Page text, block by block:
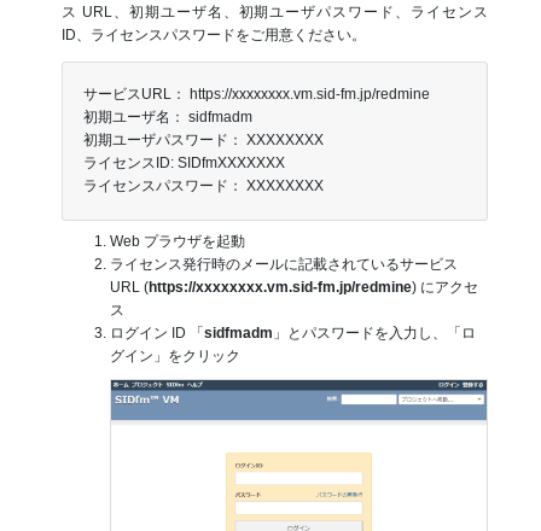
ス URL、初期ユーザ名、初期ユーザパスワード、ライセンス
ID、ライセンスパスワードをご用意ください。
サービスURL： https://xxxxxxxx.vm.sid-fm.jp/redmine
初期ユーザ名： sidfmadm
初期ユーザパスワード： XXXXXXXX
ライセンスID: SIDfmXXXXXXX
ライセンスパスワード： XXXXXXXX
Web プラウザを起動
ライセンス発行時のメールに記載されているサービス
URL (https://xxxxxxxx.vm.sid-fm.jp/redmine) にアクセ
ス
ログイン ID 「 sidfmadm 」とパスワードを入力し、「ロ
グイン」をクリック